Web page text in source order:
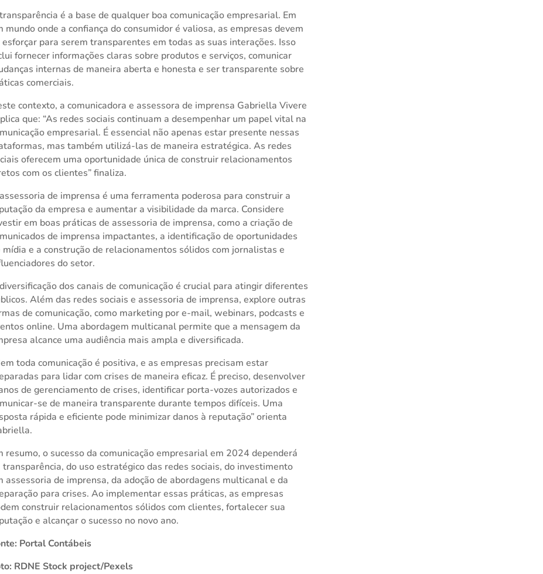
é a base de qualquer boa comunicação empresarial. Em
mundo onde a confiança do consumidor é valiosa, as empresas devem
esforçar para serem transparentes em todas as suas interações. Isso
fornecer informações claras sobre produtos e serviços, comunicar
internas de maneira aberta e honesta e ser transparente sobre
comerciais.
contexto, a comunicadora e assessora de imprensa Gabriella Vivere
que: “As redes sociais continuam a desempenhar um papel vital na
empresarial. É essencial não apenas estar presente nessas
mas também utilizá-las de maneira estratégica. As redes
oferecem uma oportunidade única de construir relacionamentos
com os clientes” finaliza.
de imprensa é uma ferramenta poderosa para construir a
da empresa e aumentar a visibilidade da marca. Considere
em boas práticas de assessoria de imprensa, como a criação de
de imprensa impactantes, a identificação de oportunidades
mídia e a construção de relacionamentos sólidos com jornalistas e
do setor.
dos canais de comunicação é crucial para atingir diferentes
Além das redes sociais e assessoria de imprensa, explore outras
de comunicação, como marketing por e-mail, webinars, podcasts e
online. Uma abordagem multicanal permite que a mensagem da
alcance uma audiência mais ampla e diversificada.
toda comunicação é positiva, e as empresas precisam estar
para lidar com crises de maneira eficaz. É preciso, desenvolver
de gerenciamento de crises, identificar porta-vozes autorizados e
se de maneira transparente durante tempos difíceis. Uma
rápida e eficiente pode minimizar danos à reputação” orienta
resumo, o sucesso da comunicação empresarial em 2024 dependerá
transparência, do uso estratégico das redes sociais, do investimento
assessoria de imprensa, da adoção de abordagens multicanal e da
para crises. Ao implementar essas práticas, as empresas
construir relacionamentos sólidos com clientes, fortalecer sua
e alcançar o sucesso no novo ano.
Portal Contábeis
RDNE Stock project/Pexels